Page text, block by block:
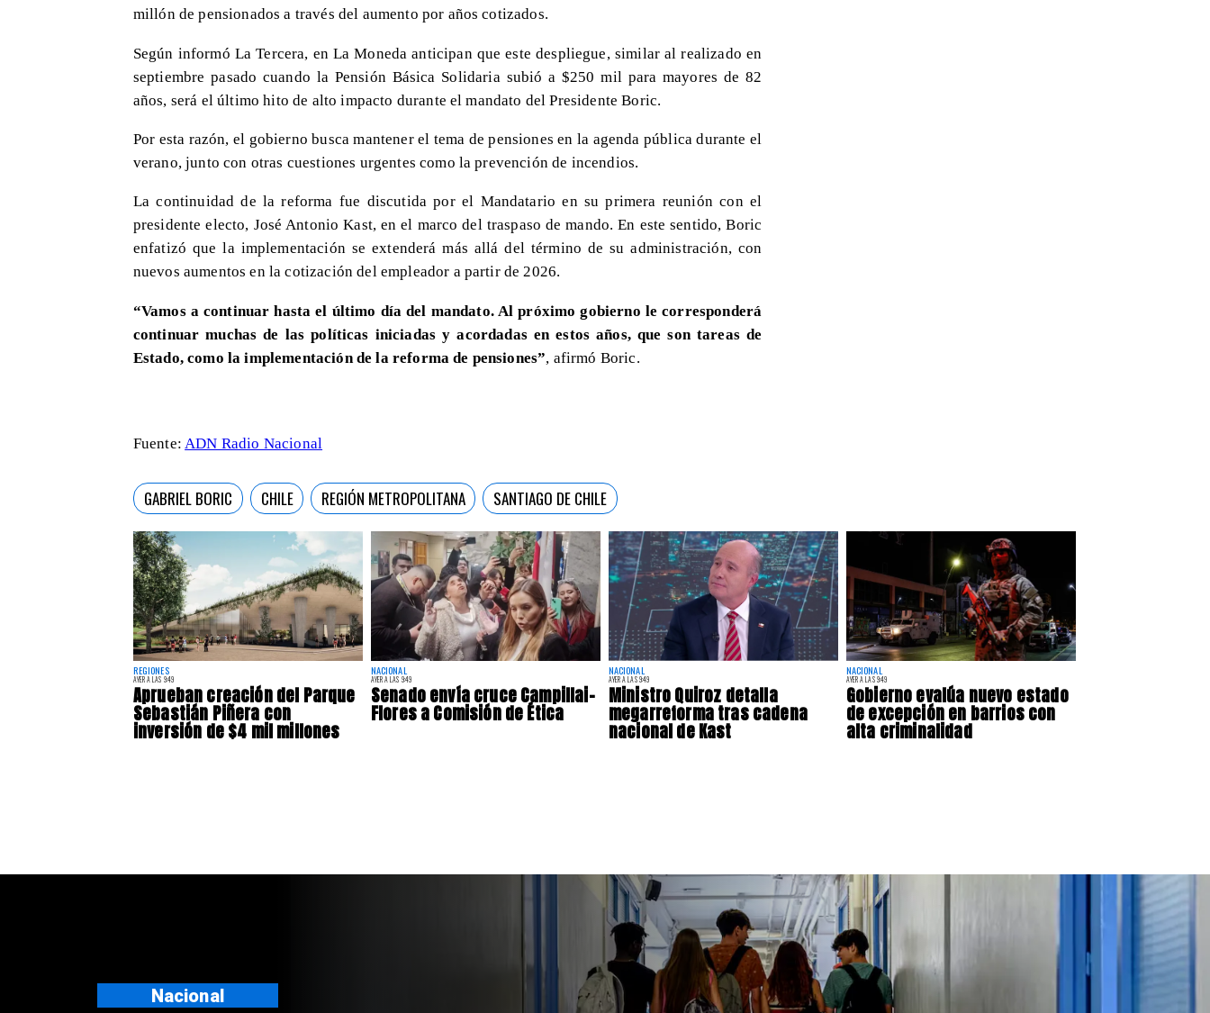
REGIONES
AYER A LAS 9:49
Aprueban creación del Parque
Sebastián Piñera con
inversión de $4 mil millones
NACIONAL
AYER A LAS 9:49
Senado envía cruce Campillai-
Flores a Comisión de Ética
NACIONAL
AYER A LAS 9:49
Ministro Quiroz detalla
megarreforma tras cadena
nacional de Kast
NACIONAL
AYER A LAS 9:49
Gobierno evalúa nuevo estado
de excepción en barrios con
alta criminalidad
millón de pensionados a través del aumento por años cotizados.
Según informó La Tercera, en La Moneda anticipan que este despliegue, similar al realizado en
septiembre pasado cuando la Pensión Básica Solidaria subió a $250 mil para mayores de 82
años, será el último hito de alto impacto durante el mandato del Presidente Boric.
Por esta razón, el gobierno busca mantener el tema de pensiones en la agenda pública durante el
verano, junto con otras cuestiones urgentes como la prevención de incendios.
La continuidad de la reforma fue discutida por el Mandatario en su primera reunión con el
presidente electo, José Antonio Kast, en el marco del traspaso de mando. En este sentido, Boric
enfatizó que la implementación se extenderá más allá del término de su administración, con
nuevos aumentos en la cotización del empleador a partir de 2026.
“Vamos a continuar hasta el último día del mandato. Al próximo gobierno le corresponderá
continuar muchas de las políticas iniciadas y acordadas en estos años, que son tareas de
Estado, como la implementación de la reforma de pensiones”, afirmó Boric.
Fuente:ADN Radio Nacional
GABRIEL BORIC CHILE REGIÓN METROPOLITANA SANTIAGO DE CHILE
Regiones